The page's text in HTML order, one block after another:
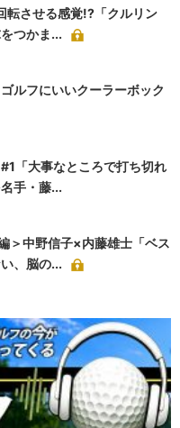
転させる感覚!?「クルリン
つかま...
ルフにいいクーラーボック
「大事なところで打ち切れ
手・藤...
＞中野信子×内藤雄士「ベス
、脳の...